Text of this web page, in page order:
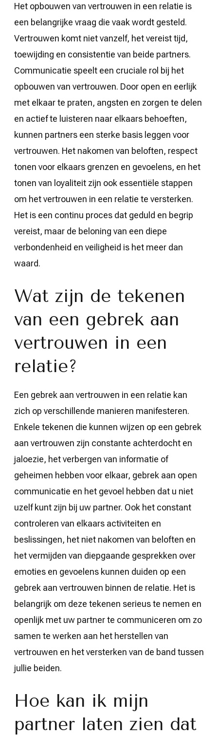
Het opbouwen van vertrouwen in een relatie is
een belangrijke vraag die vaak wordt gesteld.
Vertrouwen komt niet vanzelf, het vereist tijd,
toewijding en consistentie van beide partners.
Communicatie speelt een cruciale rol bij het
opbouwen van vertrouwen. Door open en eerlijk
met elkaar te praten, angsten en zorgen te delen
en actief te luisteren naar elkaars behoeften,
kunnen partners een sterke basis leggen voor
vertrouwen. Het nakomen van beloften, respect
tonen voor elkaars grenzen en gevoelens, en het
tonen van loyaliteit zijn ook essentiële stappen
om het vertrouwen in een relatie te versterken.
Het is een continu proces dat geduld en begrip
vereist, maar de beloning van een diepe
verbondenheid en veiligheid is het meer dan
waard.
Wat zijn de tekenen
van een gebrek aan
vertrouwen in een
relatie?
Een gebrek aan vertrouwen in een relatie kan
zich op verschillende manieren manifesteren.
Enkele tekenen die kunnen wijzen op een gebrek
aan vertrouwen zijn constante achterdocht en
jaloezie, het verbergen van informatie of
geheimen hebben voor elkaar, gebrek aan open
communicatie en het gevoel hebben dat u niet
uzelf kunt zijn bij uw partner. Ook het constant
controleren van elkaars activiteiten en
beslissingen, het niet nakomen van beloften en
het vermijden van diepgaande gesprekken over
emoties en gevoelens kunnen duiden op een
gebrek aan vertrouwen binnen de relatie. Het is
belangrijk om deze tekenen serieus te nemen en
openlijk met uw partner te communiceren om zo
samen te werken aan het herstellen van
vertrouwen en het versterken van de band tussen
jullie beiden.
Hoe kan ik mijn
partner laten zien dat